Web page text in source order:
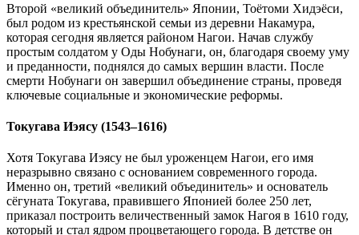
Второй «великий объединитель» Японии, Тоётоми Хидэёси,
был родом из крестьянской семьи из деревни Накамура,
которая сегодня является районом Нагои. Начав службу
простым солдатом у Оды Нобунаги, он, благодаря своему уму
и преданности, поднялся до самых вершин власти. После
смерти Нобунаги он завершил объединение страны, проведя
ключевые социальные и экономические реформы.
Токугава Иэясу (1543–1616)
Хотя Токугава Иэясу не был уроженцем Нагои, его имя
неразрывно связано с основанием современного города.
Именно он, третий «великий объединитель» и основатель
сёгуната Токугава, правившего Японией более 250 лет,
приказал построить величественный замок Нагоя в 1610 году,
который и стал ядром процветающего города. В детстве он